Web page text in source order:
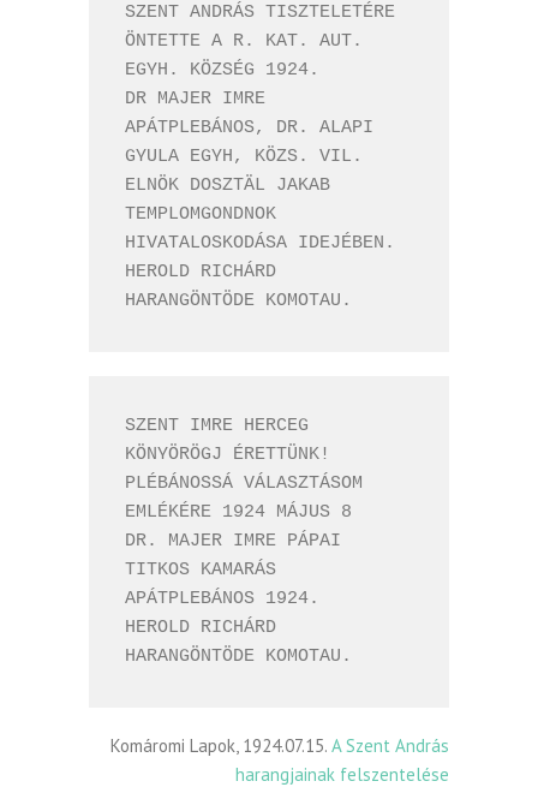
SZENT ANDRÁS TISZTELETÉRE
ÖNTETTE A R. KAT. AUT.
EGYH. KÖZSÉG 1924.
DR MAJER IMRE
APÁTPLEBÁNOS, DR. ALAPI
GYULA EGYH, KÖZS. VIL.
ELNÖK DOSZTÄL JAKAB
TEMPLOMGONDNOK
HIVATALOSKODÁSA IDEJÉBEN.
HEROLD RICHÁRD
SZENT IMRE HERCEG
KÖNYÖRÖGJ ÉRETTÜNK!
PLÉBÁNOSSÁ VÁLASZTÁSOM
EMLÉKÉRE 1924 MÁJUS 8
DR. MAJER IMRE PÁPAI
TITKOS KAMARÁS
APÁTPLEBÁNOS 1924.
HEROLD RICHÁRD
HARANGÖNTÖDE KOMOTAU.
Komáromi Lapok, 1924.07.15. A Szent András
harangjainak felszentelése